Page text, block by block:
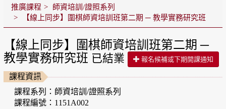
推廣課程
師資培訓/證照系列
【線上同步】圍棋師資培訓班第二期 ─ 教學實務研究班
【線上同步】圍棋師資培訓班第二期 ─
教學實務研究班 已結業 報名候補或下期開課通知
課程資訊
課程系列：師資培訓/證照系列
課程編號：1151A002